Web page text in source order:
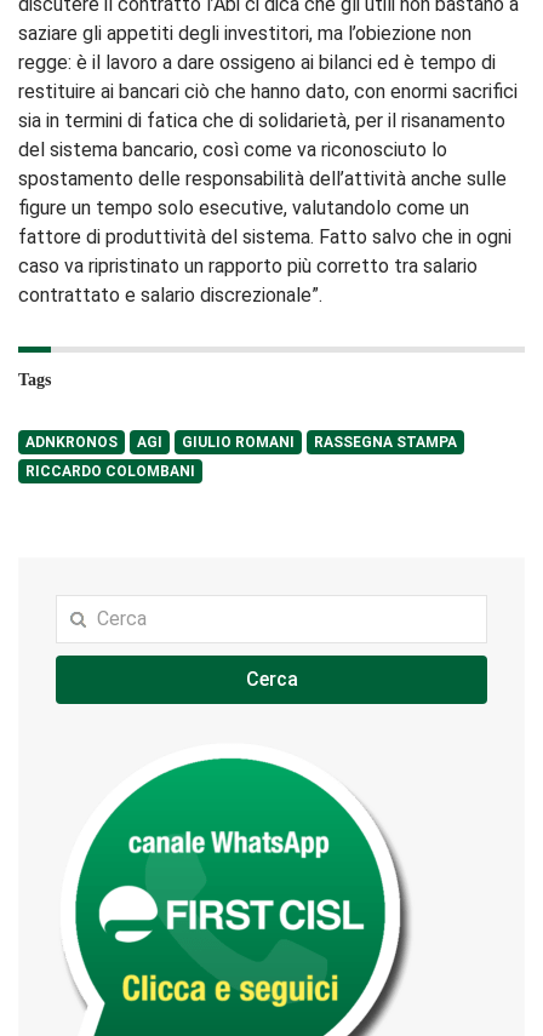
saziare gli appetiti degli investitori, ma l’obiezione non
regge: è il lavoro a dare ossigeno ai bilanci ed è tempo di
restituire ai bancari ciò che hanno dato, con enormi sacrifici
sia in termini di fatica che di solidarietà, per il risanamento
del sistema bancario, così come va riconosciuto lo
spostamento delle responsabilità dell’attività anche sulle
figure un tempo solo esecutive, valutandolo come un
fattore di produttività del sistema. Fatto salvo che in ogni
caso va ripristinato un rapporto più corretto tra salario
contrattato e salario discrezionale”.
Tags
ADNKRONOS AGI GIULIO ROMANI
RASSEGNA STAMPA
RICCARDO COLOMBANI
Cerca